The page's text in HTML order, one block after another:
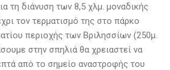
τη διάνυση των 8,5 χλμ. μοναδικής
τον τερματισμό της στο πάρκο
περιοχής των Βριλησσίων (250μ.
στην σπηλιά θα χρειαστεί να
από το σημείο αναστροφής του